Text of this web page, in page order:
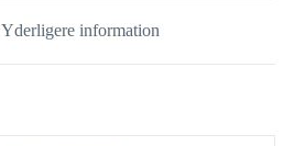
Yderligere information